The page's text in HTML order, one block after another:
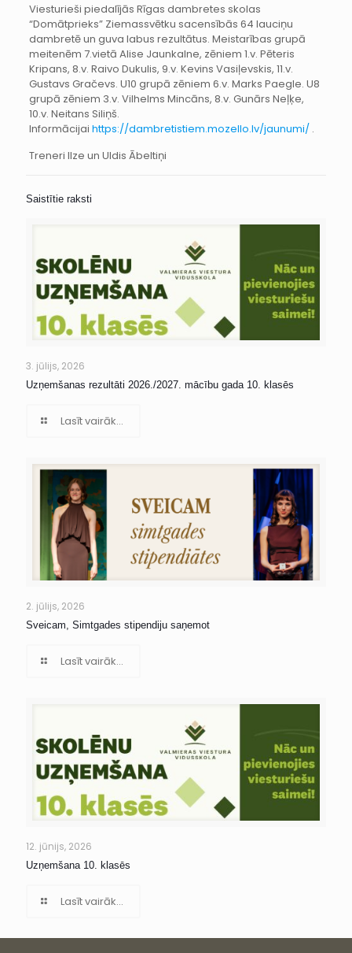
Viesturieši piedalījās Rīgas dambretes skolas
“Domātprieks” Ziemassvētku sacensībās 64 lauciņu
dambretē un guva labus rezultātus. Meistarības grupā
meitenēm 7.vietā Alise Jaunkalne, zēniem 1.v. Pēteris
Kripans, 8.v. Raivo Dukulis, 9.v. Kevins Vasiļevskis, 11.v.
Gustavs Gračevs. U10 grupā zēniem 6.v. Marks Paegle. U8
grupā zēniem 3.v. Vilhelms Mincāns, 8.v. Gunārs Neļķe,
10.v. Neitans Siliņš.
Informācijai https://dambretistiem.mozello.lv/jaunumi/.
Treneri Ilze un Uldis Ābeltiņi
Saistītie raksti
3. jūlijs, 2026
Uzņemšanas rezultāti 2026./2027. mācību gada 10. klasēs
Lasīt vairāk...
2. jūlijs, 2026
Sveicam, Simtgades stipendiju saņemot
Lasīt vairāk...
12. jūnijs, 2026
Uzņemšana 10. klasēs
Lasīt vairāk...